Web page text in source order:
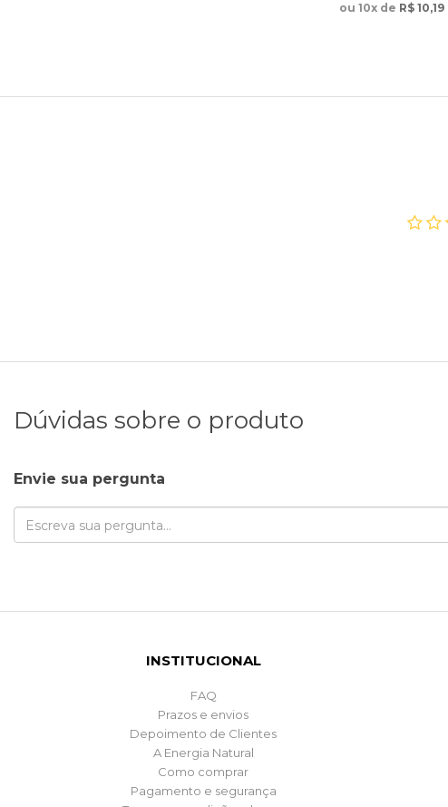
ou 10x de R$ 10,19
Dúvidas sobre o produto
Envie sua pergunta
INSTITUCIONAL
FAQ
Prazos e envios
Depoimento de Clientes
A Energia Natural
Como comprar
Pagamento e segurança